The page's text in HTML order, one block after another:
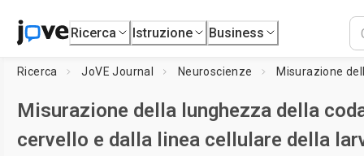
Ricerca Istruzione Business
Ricerca JoVE Journal Neuroscienze
Misurazione della lunghezza della
cervello e dalla linea cellulare della